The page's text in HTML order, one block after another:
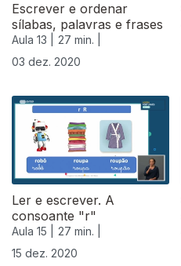
Escrever e ordenar
sílabas, palavras e frases
Aula 13 |
27 min. |
03 dez. 2020
Ler e escrever. A
consoante "r"
Aula 15 |
27 min. |
15 dez. 2020